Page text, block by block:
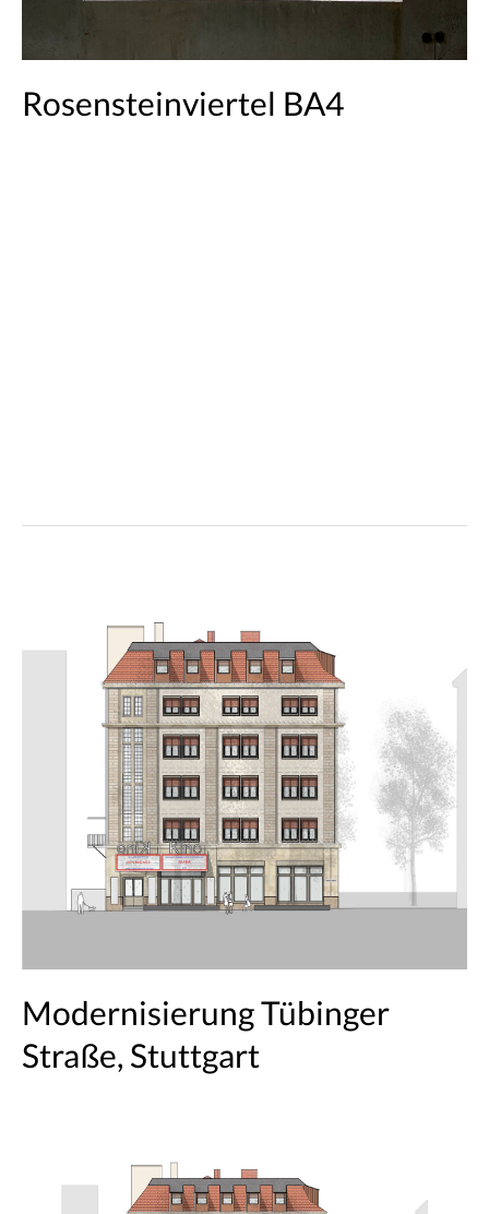
Rosensteinviertel BA4
Modernisierung Tübinger
Straße, Stuttgart